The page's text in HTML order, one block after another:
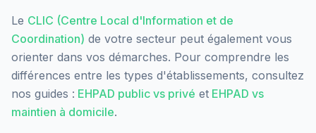
Le CLIC (Centre Local d'Information et de
Coordination) de votre secteur peut également vous
orienter dans vos démarches. Pour comprendre les
différences entre les types d'établissements, consultez
nos guides : EHPAD public vs privé et EHPAD vs
maintien à domicile.